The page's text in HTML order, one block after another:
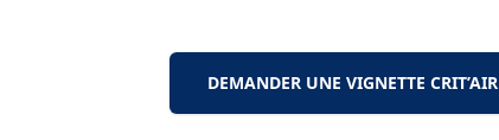
DEMANDER UNE VIGNETTE CRIT’AIR